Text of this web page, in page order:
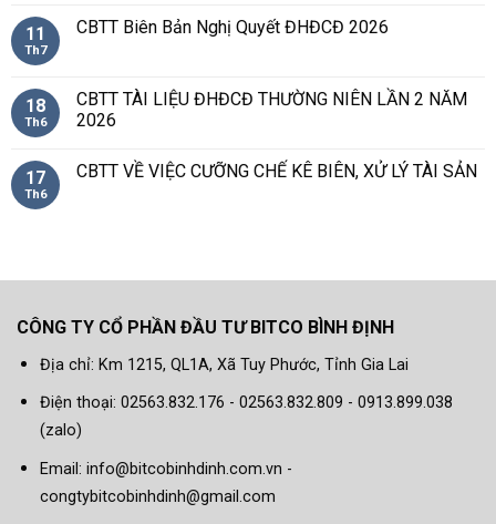
11
Th7
CBTT Biên Bản Nghị Quyết ĐHĐCĐ 2026
18
Th6
CBTT TÀI LIỆU ĐHĐCĐ THƯỜNG NIÊN LẦN 2 NĂM
2026
17
Th6
CBTT VỀ VIỆC CƯỠNG CHẾ KÊ BIÊN, XỬ LÝ TÀI SẢN
CÔNG TY CỔ PHẦN ĐẦU TƯ BITCO BÌNH ĐỊNH
Địa chỉ: Km 1215, QL1A, Xã Tuy Phước, Tỉnh Gia Lai
Điện thoại: 02563.832.176 - 02563.832.809 - 0913.899.038
(zalo)
Email: info@bitcobinhdinh.com.vn -
congtybitcobinhdinh@gmail.com